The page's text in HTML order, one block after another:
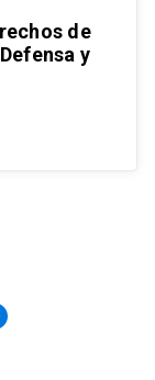
de
y